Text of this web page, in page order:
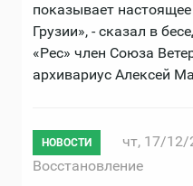
показывает
Грузии», - сказал в
«Рес» член Союза
архивариус Алексей
НОВОСТИ
чт, 17/12/
Восстановление